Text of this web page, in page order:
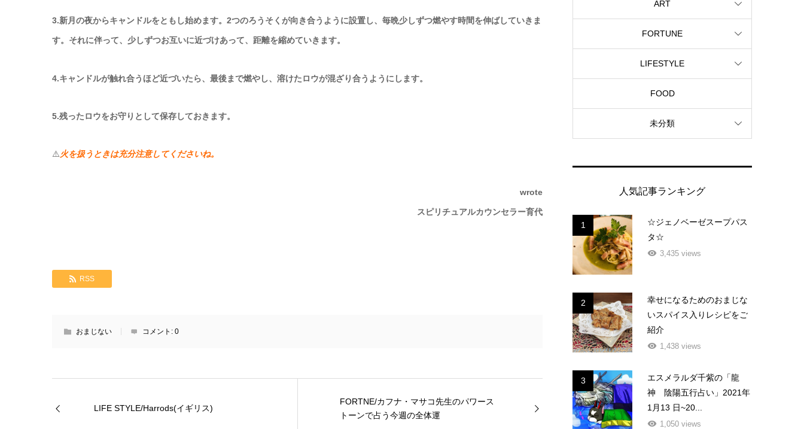
3.新月の夜からキャンドルをともし始めます。2つのろうそくが向き合うように設置し、毎晩少しずつ燃やす時間を伸ばしていきま
す。それに伴って、少しずつお互いに近づけあって、距離を縮めていきます。
4.キャンドルが触れ合うほど近づいたら、最後まで燃やし、溶けたロウが混ざり合うようにします。
5.残ったロウをお守りとして保存しておきます。
⚠️火を扱うときは充分注意してくださいね。
wrote
スピリチュアルカウンセラー育代
RSS
おまじない コメント: 0
LIFE STYLE/Harrods(イギリス)
FORTNE/カフナ・マサコ先生のパワース
トーンで占う今週の全体運
ART
FORTUNE
LIFESTYLE
FOOD
未分類
人気記事ランキング
1
☆ジェノベーゼスープパス
タ☆
3,435 views
2
幸せになるためのおまじな
いスパイス入りレシピをご
紹介
1,438 views
3
エスメラルダ千紫の「龍
神 陰陽五行占い」2021年
1月13 日~20...
1,050 views